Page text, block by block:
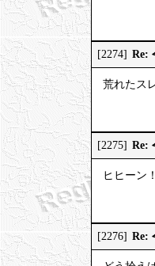
[2274] Re:
荒れたス
[2275] Re:
ヒヒーン
[2276] Re: